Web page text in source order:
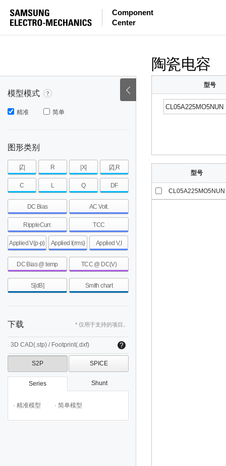
Component
Center
模型模式
精准 简单
图形类别
|Z| R |X| |Z|,R
C L Q DF
DC Bias AC Volt.
RippleCurr. TCC
Applied V(p-p) Applied I(rms) Applied V,I
DC Bias @ temp TCC @ DC(V)
S[dB] Smith chart
下载 * 仅用于支持的项目。
3D CAD(.stp) / Footprint(.dxf)
S2P SPICE
Series Shunt
· 精准模型 · 简单模型
陶瓷电容
型号
~
~
~
型号
CL05A225MO5NUN